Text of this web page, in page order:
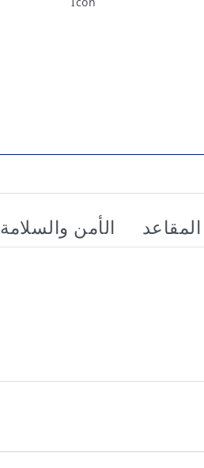
المقاعد الأمن والسلامة